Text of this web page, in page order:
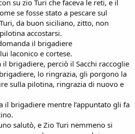
su zio Turi che faceva le reti, e il
se fosse stato a pescare sul
da buon siciliano, zitto, non
accostarsi.
il brigadiere
laconico e cortese.
il brigadiere, perciò il Sacchi raccoglie
lo ringrazia, gli porgono la
sulla pilotina, ringrazia di nuovo e
il brigadiere mentre l’appuntato gli fa
salutò, e Zio Turi nemmeno si